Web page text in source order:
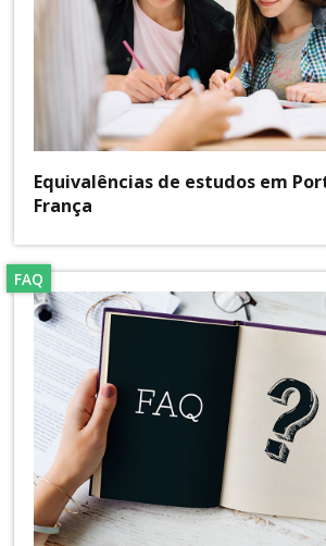
Equivalências de estudos em
França
FAQ